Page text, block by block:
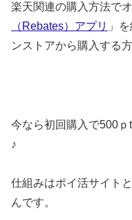
楽天関連の購入方法で
（Rebates）アプリ 」
ンストアから購入する方
今なら初回購入で500
♪
仕組みはポイ活サイト
んです。